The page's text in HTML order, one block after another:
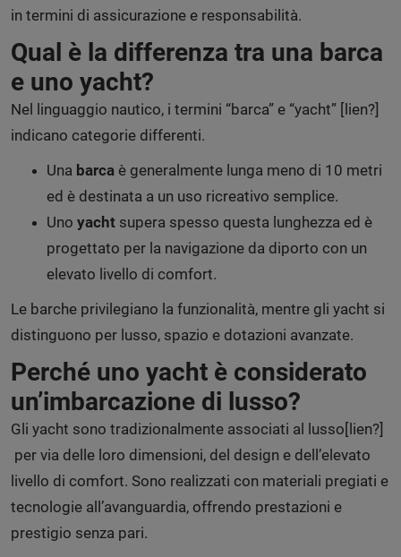
in termini di assicurazione e responsabilità.
Qual è la differenza tra una barca
e uno yacht?
Nel linguaggio nautico, i termini “barca” e “yacht” [lien?]
indicano categorie differenti.
Una barca è generalmente lunga meno di 10 metri
ed è destinata a un uso ricreativo semplice.
Uno yacht supera spesso questa lunghezza ed è
progettato per la navigazione da diporto con un
elevato livello di comfort.
Le barche privilegiano la funzionalità, mentre gli yacht si
distinguono per lusso, spazio e dotazioni avanzate.
Perché uno yacht è considerato
un’imbarcazione di lusso?
Gli yacht sono tradizionalmente associati al lusso[lien?]
per via delle loro dimensioni, del design e dell’elevato
livello di comfort. Sono realizzati con materiali pregiati e
tecnologie all’avanguardia, offrendo prestazioni e
prestigio senza pari.